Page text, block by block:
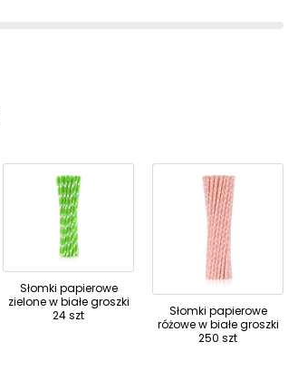
Słomki papierowe
zielone w białe groszki
24 szt
Słomki papierowe
różowe w białe groszki
250 szt